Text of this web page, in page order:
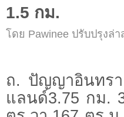
1.5 กม.
โดย Pawinee ปรับปรุงล่
ถ. ปัญญาอินทรา
แลนด์3.75 กม.